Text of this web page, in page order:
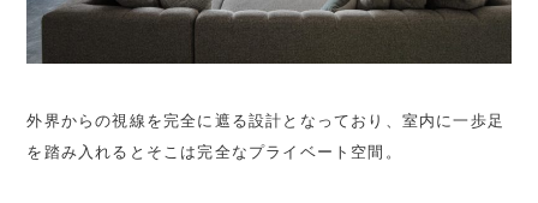
外界からの視線を完全に遮る設計となっており、室内に一歩足
を踏み入れるとそこは完全なプライベート空間。